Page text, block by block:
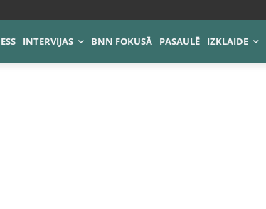
INTERVIJAS BNN FOKUSĀ PASAULĒ IZKLAIDE